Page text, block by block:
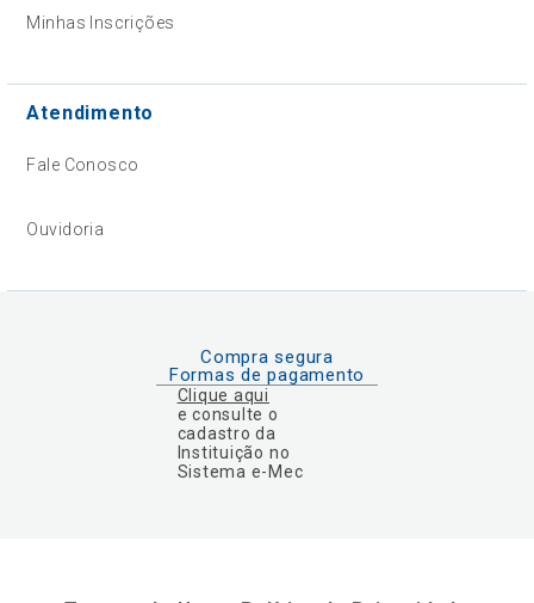
Minhas Inscrições
Atendimento
Fale Conosco
Ouvidoria
Compra segura
Formas de pagamento
Clique aqui
e consulte o
cadastro da
Instituição no
Sistema e-Mec